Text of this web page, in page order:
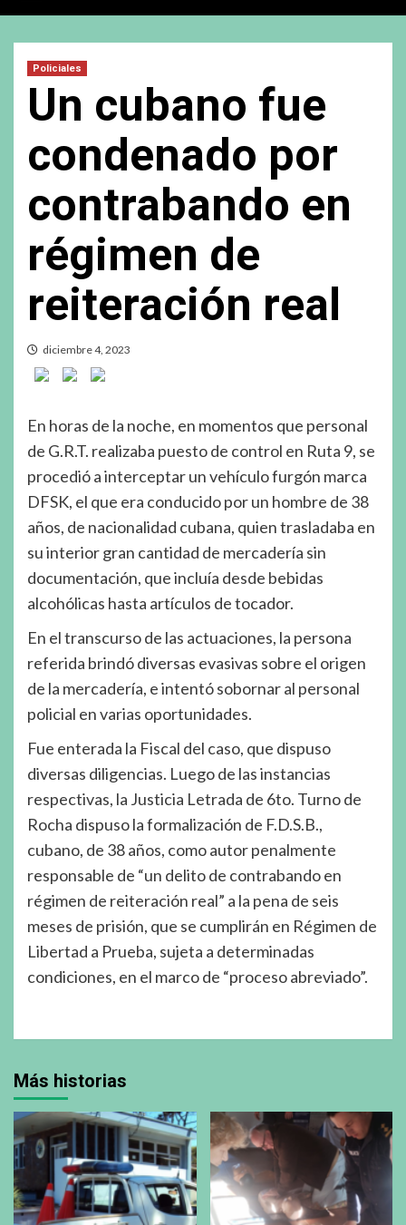
Policiales
Un cubano fue
condenado por
contrabando en
régimen de
reiteración real
diciembre 4, 2023
En horas de la noche, en momentos que personal
de G.R.T. realizaba puesto de control en Ruta 9, se
procedió a interceptar un vehículo furgón marca
DFSK, el que era conducido por un hombre de 38
años, de nacionalidad cubana, quien trasladaba en
su interior gran cantidad de mercadería sin
documentación, que incluía desde bebidas
alcohólicas hasta artículos de tocador.
En el transcurso de las actuaciones, la persona
referida brindó diversas evasivas sobre el origen
de la mercadería, e intentó sobornar al personal
policial en varias oportunidades.
Fue enterada la Fiscal del caso, que dispuso
diversas diligencias. Luego de las instancias
respectivas, la Justicia Letrada de 6to. Turno de
Rocha dispuso la formalización de F.D.S.B.,
cubano, de 38 años, como autor penalmente
responsable de “un delito de contrabando en
régimen de reiteración real” a la pena de seis
meses de prisión, que se cumplirán en Régimen de
Libertad a Prueba, sujeta a determinadas
condiciones, en el marco de “proceso abreviado”.
Más historias